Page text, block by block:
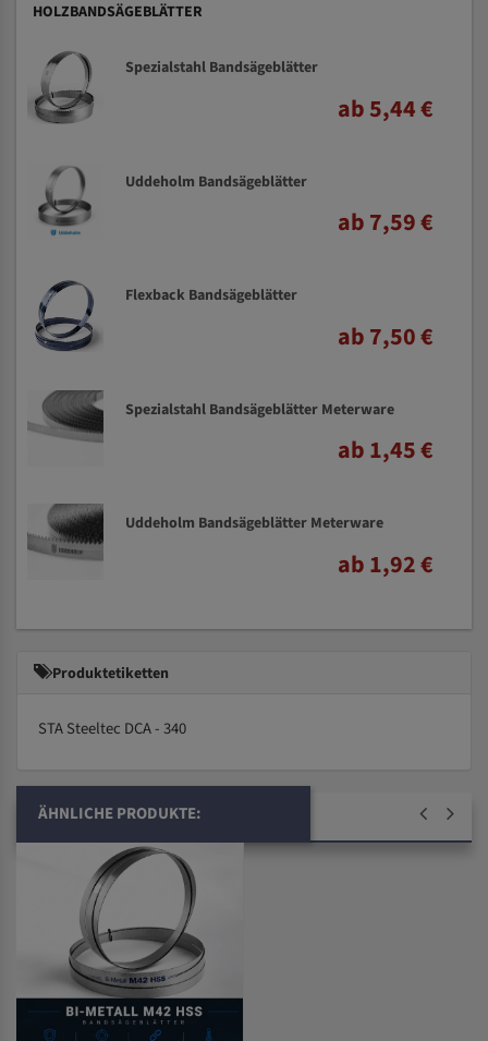
HOLZBANDSÄGEBLÄTTER
Spezialstahl Bandsägeblätter
ab 5,44 €
Uddeholm Bandsägeblätter
ab 7,59 €
Flexback Bandsägeblätter
ab 7,50 €
Spezialstahl Bandsägeblätter Meterware
ab 1,45 €
Uddeholm Bandsägeblätter Meterware
ab 1,92 €
Produktetiketten
STA Steeltec DCA - 340
ÄHNLICHE PRODUKTE: